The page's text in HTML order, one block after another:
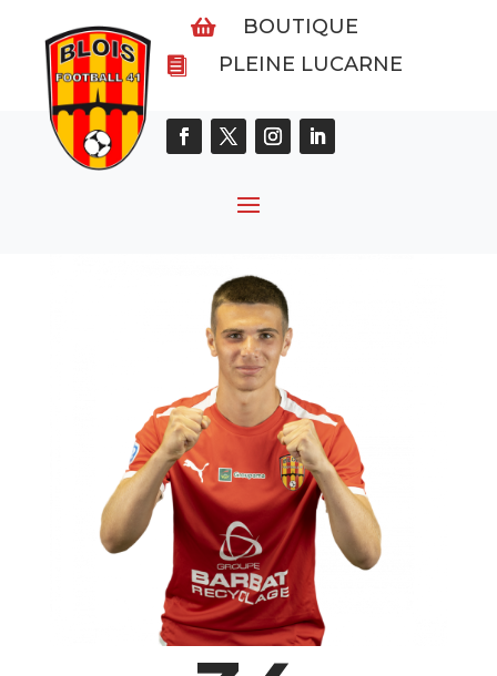
 BOUTIQUE
 PLEINE LUCARNE